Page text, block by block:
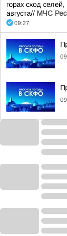
горах сход
августа// МЧС
09:27